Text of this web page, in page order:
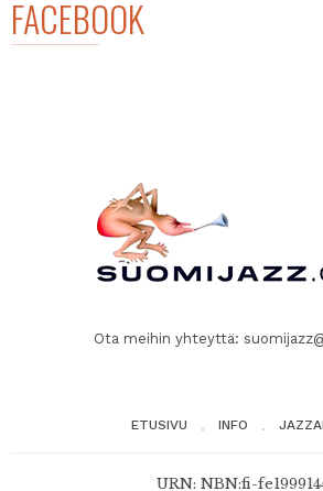
FACEBOOK
Ota meihin yhteyttä:
ETUSIVU INFO
URN: NBN:fi-